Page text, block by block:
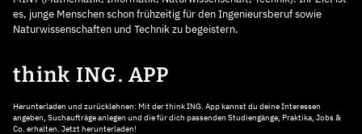
es, junge Menschen schon frühzeitig für den Ingenieursberuf sowie
Naturwissenschaften und Technik zu begeistern.
think ING. APP
Herunterladen und zurücklehnen: Mit der think ING. App kannst du deine Interessen
angeben, Suchaufträge anlegen und die für dich passenden Studiengänge, Praktika, Jobs &
Co. erhalten. Jetzt herunterladen!